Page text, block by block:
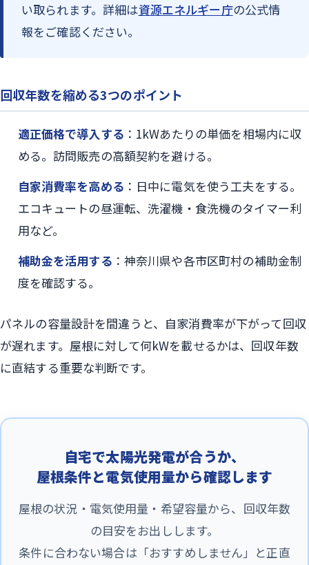
い取られます。詳細は資源エネルギー庁の公式情
報をご確認ください。
回収年数を縮める3つのポイント
適正価格で導入する ：1kWあたりの単価を相場内に収
める。訪問販売の高額契約を避ける。
自家消費率を高める ：日中に電気を使う工夫をする。
エコキュートの昼運転、洗濯機・食洗機のタイマー利
用など。
補助金を活用する ：神奈川県や各市区町村の補助金制
度を確認する。
パネルの容量設計を間違うと、自家消費率が下がって回収
が遅れます。屋根に対して何kWを載せるかは、回収年数
に直結する重要な判断です。
自宅で太陽光発電が合うか、
屋根条件と電気使用量から確認します
屋根の状況・電気使用量・希望容量から、回収年数
の目安をお出しします。
条件に合わない場合は「おすすめしません」と正直